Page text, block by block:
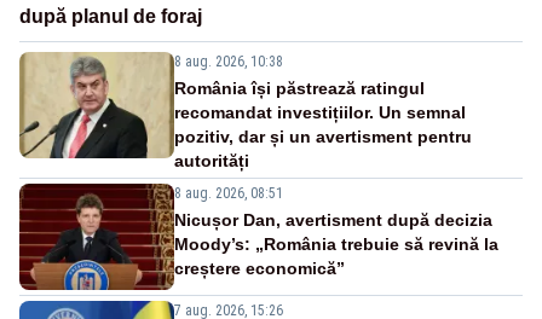
după planul de foraj
8 aug. 2026, 10:38
România își păstrează ratingul
recomandat investițiilor. Un semnal
pozitiv, dar și un avertisment pentru
autorități
8 aug. 2026, 08:51
Nicușor Dan, avertisment după decizia
Moody’s: „România trebuie să revină la
creștere economică”
7 aug. 2026, 15:26